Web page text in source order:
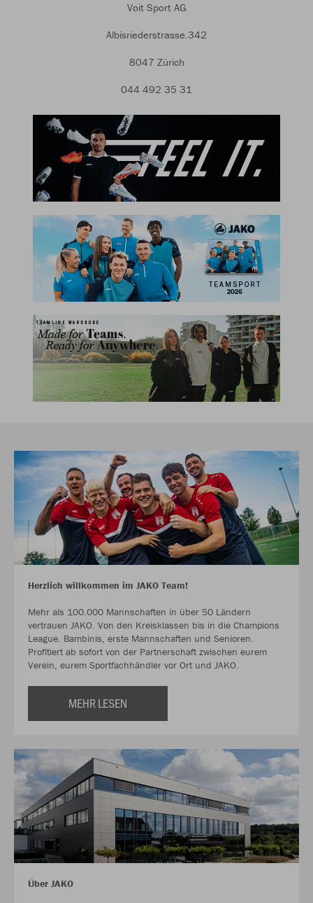
Voit Sport AG
Albisriederstrasse.342
8047 Zürich
044 492 35 31
Herzlich willkommen im JAKO Team!
Mehr als 100.000 Mannschaften in über 50 Ländern
vertrauen JAKO. Von den Kreisklassen bis in die Champions
League. Bambinis, erste Mannschaften und Senioren.
Profitiert ab sofort von der Partnerschaft zwischen eurem
Verein, eurem Sportfachhändler vor Ort und JAKO.
MEHR LESEN
Über JAKO